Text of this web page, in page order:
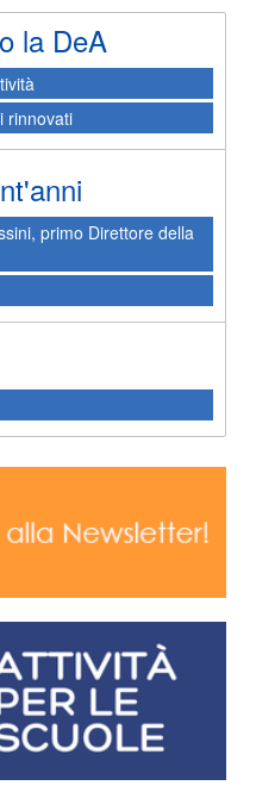
la DeA
rinnovati
primo Direttore della